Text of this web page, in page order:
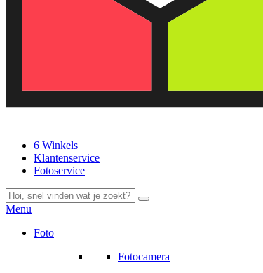
6 Winkels
Klantenservice
Fotoservice
Menu
Foto
Fotocamera